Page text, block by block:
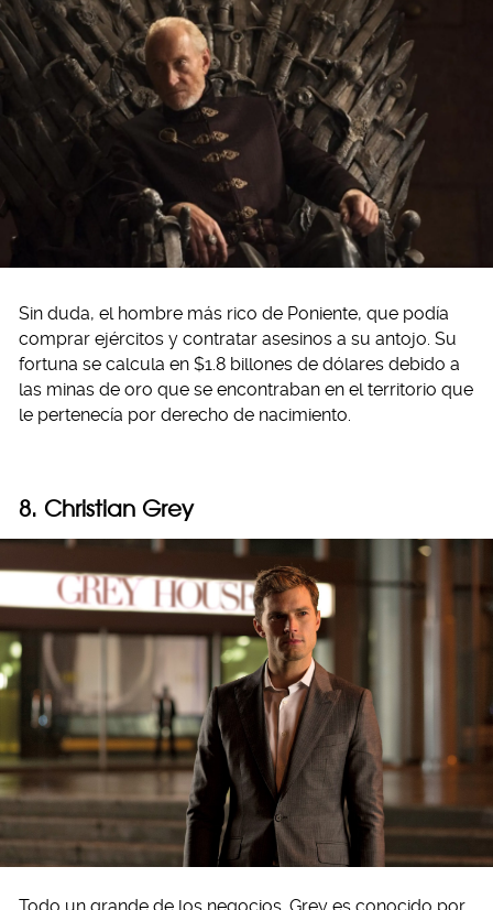
Sin duda, el hombre más rico de Poniente, que podía
comprar ejércitos y contratar asesinos a su antojo. Su
fortuna se calcula en $1.8 billones de dólares debido a
las minas de oro que se encontraban en el territorio que
le pertenecía por derecho de nacimiento.
8. Christian Grey